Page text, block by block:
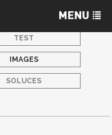
TEST
IMAGES
SOLUCES